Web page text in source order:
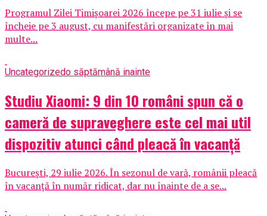
Programul Zilei Timișoarei 2026 începe pe 31 iulie și se
încheie pe 3 august, cu manifestări organizate în mai
multe...
Uncategorizedo săptămână inainte
Studiu Xiaomi: 9 din 10 români spun că o
cameră de supraveghere este cel mai util
dispozitiv atunci când pleacă în vacanță
București, 29 iulie 2026. În sezonul de vară, românii pleacă
în vacanță în număr ridicat, dar nu înainte de a se...